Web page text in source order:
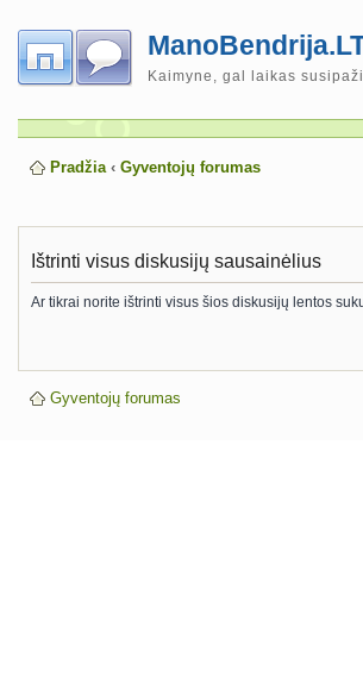
Kaimyne, gal laikas
Pradžia ‹ Gyventojų forumas
Ištrinti visus diskusijų sausainėlius
Ar tikrai norite ištrinti visus šios diskusijų lentos
Gyventojų forumas